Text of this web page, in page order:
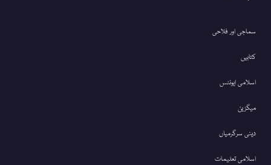
سماجی اور فلاحی
کتابیں
اسلامی ایونٹس
میگزین
دینی سرگرمیاں
اسلامی تعلیمات